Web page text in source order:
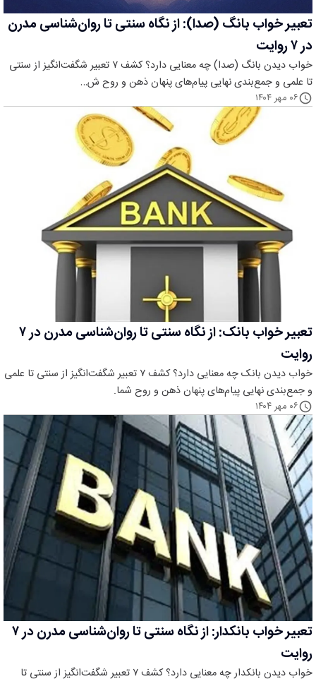
تعبیر خواب بانگ (صدا): از نگاه سنتی تا روان‌شناسی مدرن
در ۷ روایت
خواب دیدن بانگ (صدا) چه معنایی دارد؟ کشف ۷ تعبیر شگفت‌انگیز از سنتی
تا علمی و جمع‌بندی نهایی پیام‌های پنهان ذهن و روح ش…
۰۶ مهر ۱۴۰۴
تعبیر خواب بانک: از نگاه سنتی تا روان‌شناسی مدرن در ۷
روایت
خواب دیدن بانک چه معنایی دارد؟ کشف ۷ تعبیر شگفت‌انگیز از سنتی تا علمی
و جمع‌بندی نهایی پیام‌های پنهان ذهن و روح شما.
۰۶ مهر ۱۴۰۴
تعبیر خواب بانکدار: از نگاه سنتی تا روان‌شناسی مدرن در ۷
روایت
خواب دیدن بانکدار چه معنایی دارد؟ کشف ۷ تعبیر شگفت‌انگیز از سنتی تا